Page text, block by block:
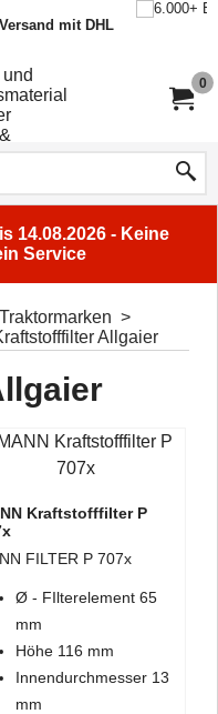
mit DHL
0
14.08.2026 - Keine
Service
>
Allgaier
Kraftstofffilter P
FILTER P 707x
Ø - FIlterelement 65
mm
Höhe 116 mm
Innendurchmesser 13
mm